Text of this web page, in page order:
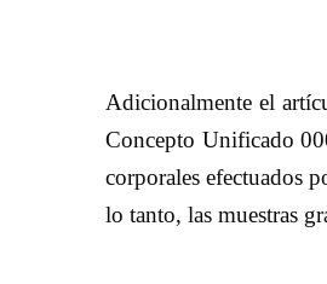
Adicionalmente el
Concepto Unificado
corporales efectuados
lo tanto, las muestras